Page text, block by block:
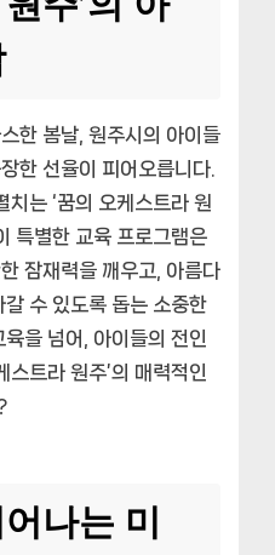
한 봄날, 원주시의 아이들
한 선율이 피어오릅니다.
는 ‘꿈의 오케스트라 원
특별한 교육 프로그램은
잠재력을 깨우고, 아름다
수 있도록 돕는 소중한
을 넘어, 아이들의 전인
스트라 원주’의 매력적인
나는 미